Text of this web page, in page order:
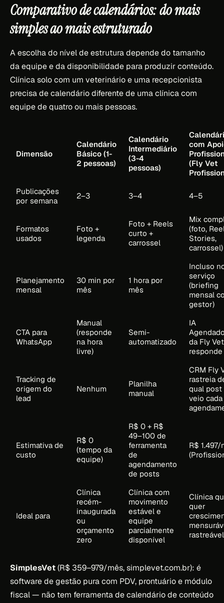
Comparativo de calendários: do mais
simples ao mais estruturado
A escolha do nível de estrutura depende do tamanho
da equipe e da disponibilidade para produzir conteúdo.
Clínica solo com um veterinário e uma recepcionista
precisa de calendário diferente de uma clínica com
equipe de quatro ou mais pessoas.
Dimensão
Calendário
Básico (1-
2 pessoas)
Calendário
Intermediário
(3-4
pessoas)
com
(Fly Vet
Publicações
por semana
2–3 3–4 4–5
Formatos
usados
Foto +
legenda
Foto + Reels
curto +
carrossel
Mix
(foto,
Stories,
carrossel)
Planejamento
mensal
30 min por
mês
1 hora por
mês
Incluso
serviço
(briefing
mensal
gestor)
CTA para
WhatsApp
Manual
(responde
na hora
livre)
Semi-
automatizado
IA
da Fly Vet
Tracking de
origem do
lead
Nenhum
Planilha
manual
CRM Fly
rastreia
qual post
veio cada
Estimativa de
custo
R$ 0
(tempo da
equipe)
R$ 0 + R$
49–100 de
ferramenta
de
agendamento
de posts
R$ 1.497/
Ideal para
Clínica
recém-
inaugurada
ou
orçamento
zero
Clínica com
movimento
estável e
equipe
parcialmente
disponível
Clínica
quer
rastreável
SimplesVet(R$ 359–979/mês, simplevet.com.br): é
software de gestão pura com PDV, prontuário e módulo
fiscal — não tem ferramenta de calendário de conteúdo